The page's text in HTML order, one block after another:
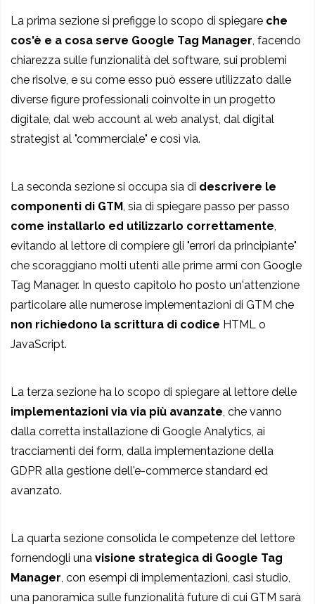
La prima sezione si prefigge lo scopo di spiegare che
cos'è e a cosa serve Google Tag Manager, facendo
chiarezza sulle funzionalità del software, sui problemi
che risolve, e su come esso può essere utilizzato dalle
diverse figure professionali coinvolte in un progetto
digitale, dal web account al web analyst, dal digital
strategist al "commerciale" e così via.
La seconda sezione si occupa sia di descrivere le
componenti di GTM, sia di spiegare passo per passo
come installarlo ed utilizzarlo correttamente,
evitando al lettore di compiere gli "errori da principiante"
che scoraggiano molti utenti alle prime armi con Google
Tag Manager. In questo capitolo ho posto un'attenzione
particolare alle numerose implementazioni di GTM che
non richiedono la scrittura di codice HTML o
JavaScript.
La terza sezione ha lo scopo di spiegare al lettore delle
implementazioni via via più avanzate, che vanno
dalla corretta installazione di Google Analytics, ai
tracciamenti dei form, dalla implementazione della
GDPR alla gestione dell'e-commerce standard ed
avanzato.
La quarta sezione consolida le competenze del lettore
fornendogli una visione strategica di Google Tag
Manager, con esempi di implementazioni, casi studio,
una panoramica sulle funzionalità future di cui GTM sarà